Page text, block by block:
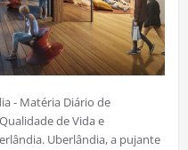
- Matéria Diário de
de Vida e
Uberlândia, a pujante